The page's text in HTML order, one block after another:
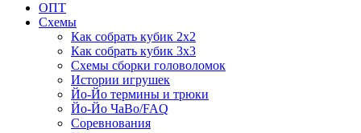
ОПТ
Схемы
Как собрать кубик 2х2
Как собрать кубик 3х3
Схемы сборки головоломок
Истории игрушек
Йо-Йо термины и трюки
Йо-Йо ЧаВо/FAQ
Соревнования